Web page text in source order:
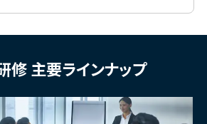
修 主要ラインナップ